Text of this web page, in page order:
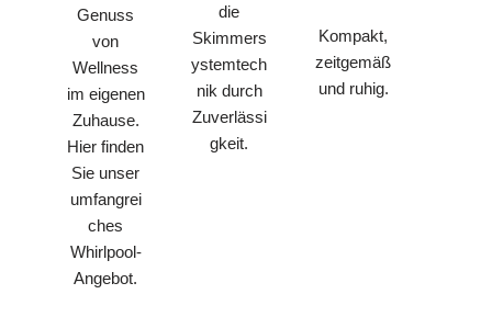
Genuss
von
Wellness
im eigenen
Zuhause.
Hier finden
Sie unser
umfangrei
ches
Whirlpool-
Angebot.
die
Skimmers
ystemtech
nik durch
Zuverlässi
gkeit.
Kompakt,
zeitgemäß
und ruhig.